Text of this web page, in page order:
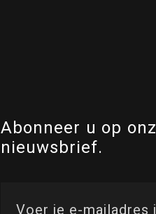
Abonneer u op
nieuwsbrief.